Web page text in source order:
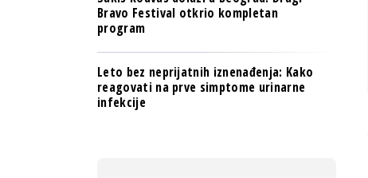
Bravo Festival otkrio kompletan
program
Leto bez neprijatnih iznenađenja: Kako
reagovati na prve simptome urinarne
infekcije